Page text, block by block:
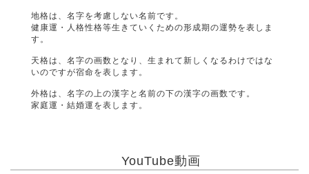
地格は、名字を考慮しない名前です。
健康運・人格性格等生きていくための形成期の運勢を表しま
す。
天格は、名字の画数となり、生まれて新しくなるわけではな
いのですが宿命を表します。
外格は、名字の上の漢字と名前の下の漢字の画数です。
家庭運・結婚運を表します。
YouTube動画